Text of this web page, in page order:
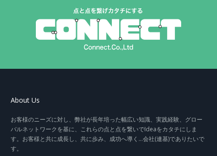
About Us
お客様のニーズに対し、弊社が長年培った幅広い知識、実践経験、グロー
バルネットワークを基に、これらの点と点を繋いでIdeaをカタチにしま
す。お客様と共に成長し、共に歩み、成功へ導く…会社(連基)でありたいで
す。